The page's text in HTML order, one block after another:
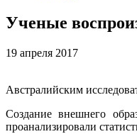
Ученые
19 апреля 2017
Австралийским
Создание внешнего
проанализировали